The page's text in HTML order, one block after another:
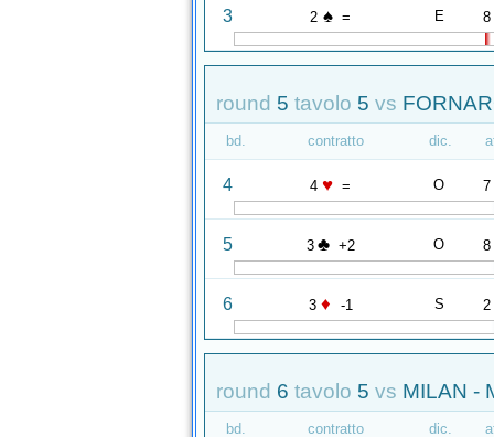
3 2 ♠ = E 8
round 5 tavolo 5 vs
bd. contratto dic.
4 4 ♥ = O 7
5 3 ♣ +2 O 8
6 3 ♦ -1 S 2
round 6 tavolo 5 vs MILAN -
bd. contratto dic.